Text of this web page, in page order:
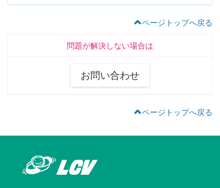
ページトップへ戻る
問題が解決しない場合は
お問い合わせ
ページトップへ戻る